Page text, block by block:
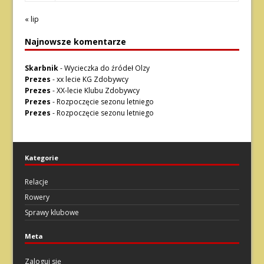
« lip
Najnowsze komentarze
Skarbnik-Wycieczka do źródeł Olzy
Prezes -xx lecie KG Zdobywcy
Prezes -XX-lecie Klubu Zdobywcy
Prezes -Rozpoczęcie sezonu letniego
Prezes -Rozpoczęcie sezonu letniego
Kategorie
Relacje
Rowery
Sprawy klubowe
Meta
Zaloguj się